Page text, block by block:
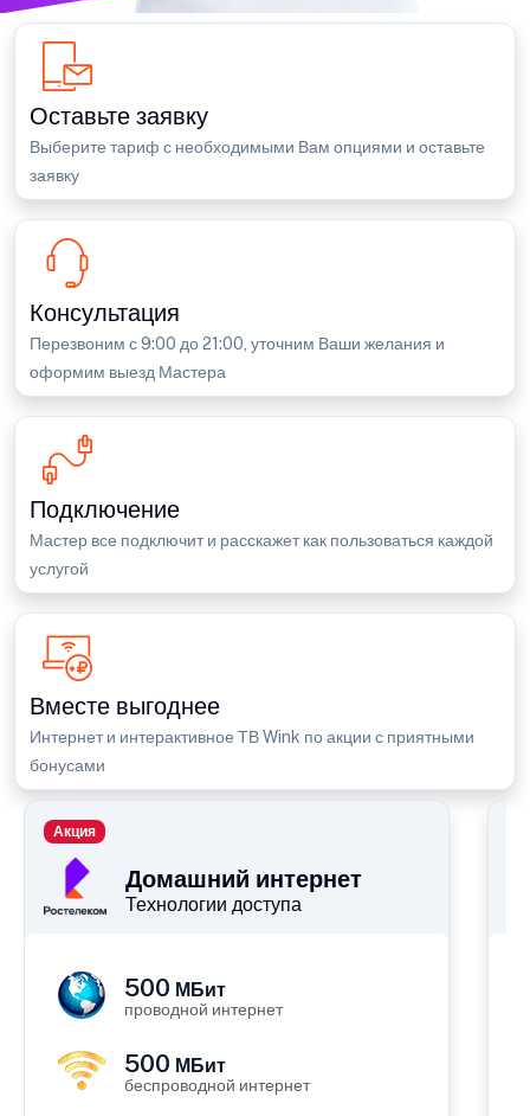
Оставьте заявку
Выберите тариф с необходимыми Вам опциями и оставьте
заявку
Консультация
Перезвоним с 9:00 до 21:00, уточним Ваши желания и
оформим выезд Мастера
Подключение
Мастер все подключит и расскажет как пользоваться каждой
услугой
Вместе выгоднее
Интернет и интерактивное ТВ Wink по акции с приятными
бонусами
Домашний интернет
Технологии доступа
Акция
500 МБит
проводной интернет
500 МБит
беспроводной интернет